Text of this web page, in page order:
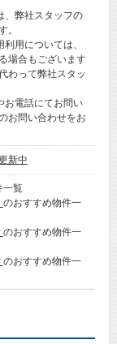
、弊社スタッフの
。
用については、
場合もございます
わって弊社スタッ
お電話にてお問い
お問い合わせをお
新中
一覧
のおすすめ物件一
のおすすめ物件一
のおすすめ物件一